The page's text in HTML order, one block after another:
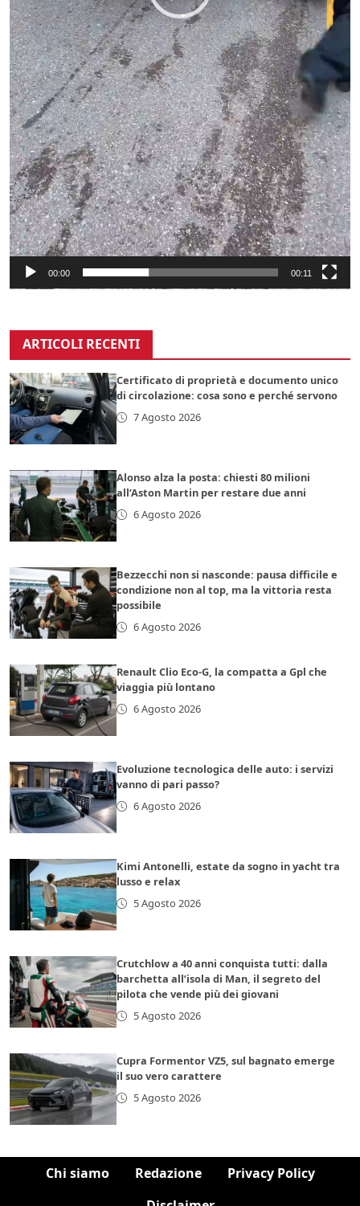
00:00 00:11
ARTICOLI RECENTI
Certificato di proprietà e documento unico
di circolazione: cosa sono e perché servono
7 Agosto 2026
Alonso alza la posta: chiesti 80 milioni
all’Aston Martin per restare due anni
6 Agosto 2026
Bezzecchi non si nasconde: pausa difficile e
condizione non al top, ma la vittoria resta
possibile
6 Agosto 2026
Renault Clio Eco-G, la compatta a Gpl che
viaggia più lontano
6 Agosto 2026
Evoluzione tecnologica delle auto: i servizi
vanno di pari passo?
6 Agosto 2026
Kimi Antonelli, estate da sogno in yacht tra
lusso e relax
5 Agosto 2026
Crutchlow a 40 anni conquista tutti: dalla
barchetta all’isola di Man, il segreto del
pilota che vende più dei giovani
5 Agosto 2026
Cupra Formentor VZ5, sul bagnato emerge
il suo vero carattere
5 Agosto 2026
Chi siamo Redazione
Privacy Policy